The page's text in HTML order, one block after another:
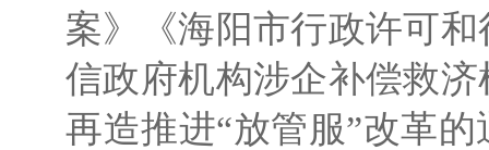
案》《海阳市行政许可
信政府机构涉企补偿救
再造推进“放管服”改革